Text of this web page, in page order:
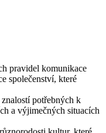
pravidel komunikace
společenství, které
potřebných k
a výjimečných situacích